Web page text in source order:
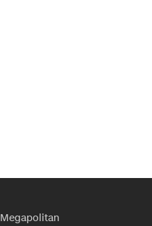
Megapolitan